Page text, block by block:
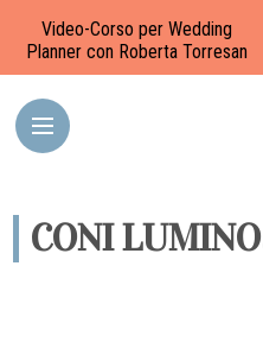
CONI
Video-Corso per Wedding
Planner con Roberta Torresan